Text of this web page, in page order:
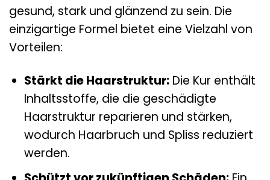
gesund, stark und glänzend zu sein. Die
einzigartige Formel bietet eine Vielzahl von
Vorteilen:
Stärkt die Haarstruktur:Die Kur enthält
Inhaltsstoffe, die die geschädigte
Haarstruktur reparieren und stärken,
wodurch Haarbruch und Spliss reduziert
werden.